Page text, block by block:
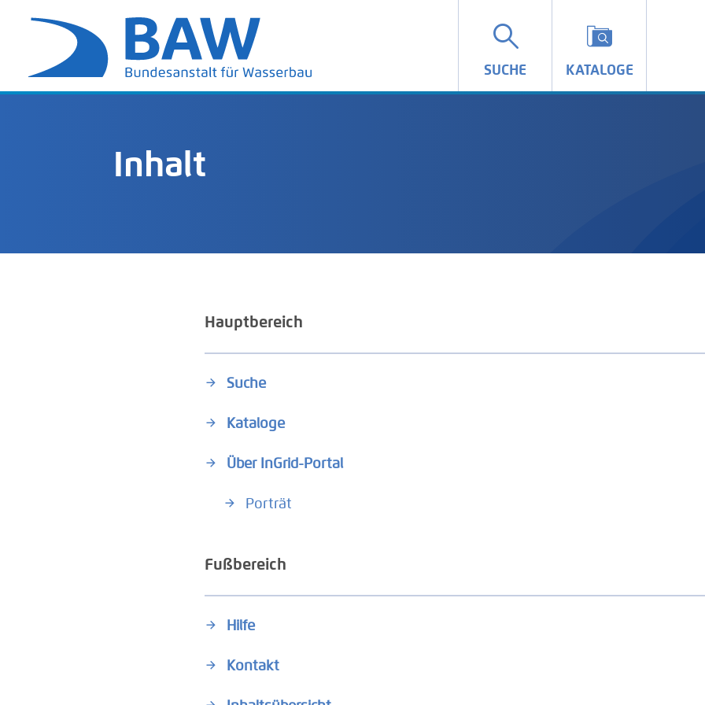
SUCHE KATALOGE
Inhalt
Hauptbereich
Suche
Kataloge
Über InGrid-Portal
Porträt
Fußbereich
Hilfe
Kontakt